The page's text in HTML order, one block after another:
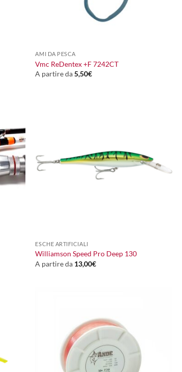
AMI DA PESCA
Vmc ReDentex +F 7242CT
A partire da5,50€
ESCHE ARTIFICIALI
Williamson Speed Pro Deep 130
A partire da 13,00€